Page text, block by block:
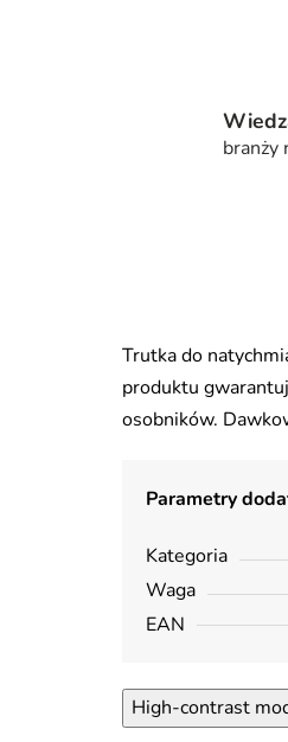
branży
Trutka do
produktu
osobników.
Parametry
Kategoria
Waga
EAN
High-contrast